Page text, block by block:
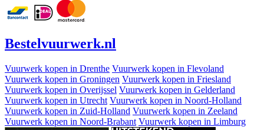
Bestelvuurwerk.nl
Vuurwerk kopen in Drenthe Vuurwerk kopen in Flevoland
Vuurwerk kopen in Groningen Vuurwerk kopen in Friesland
Vuurwerk kopen in Overijssel Vuurwerk kopen in Gelderland
Vuurwerk kopen in Utrecht Vuurwerk kopen in Noord-Holland
Vuurwerk kopen in Zuid-Holland Vuurwerk kopen in Zeeland
Vuurwerk kopen in Noord-Brabant Vuurwerk kopen in Limburg